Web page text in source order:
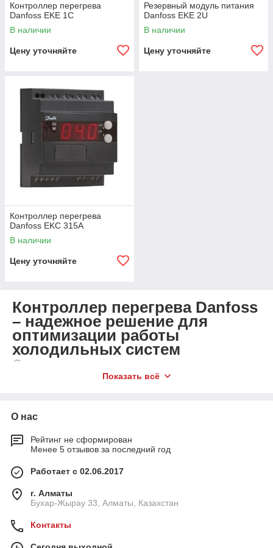
Контроллер перегрева
Danfoss EKE 1C
В наличии
Цену уточняйте
Резервный модуль питания
Danfoss EKE 2U
В наличии
Цену уточняйте
Контроллер перегрева
Danfoss EKC 315A
В наличии
Цену уточняйте
Контроллер перегрева Danfoss
– надежное решение для
оптимизации работы
холодильных систем
Описание контроллеров перегрева
управления уровнем перегрева в холодильных и
кондиционерных системах. Эти устройства обеспечивают
оптимальную работу компрессоров и других ключевых
компонентов системы, предотвращая перегрев и
оборудования. Контроллеры перегрева Danfoss известны
своей высокой точностью, надежностью и долговечностью,
что делает их идеальным выбором для различных
промышленных и коммерческих приложений.
Основные преимущества контроллеров
перегрева Danfoss
Показать всё
О нас
Рейтинг не сформирован
Менее 5 отзывов за последний год
Работает с 02.06.2017
г. Алматы
Бухар-Жырау 33, Алматы, Казахстан
Контакты